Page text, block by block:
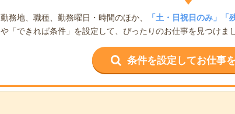
勤務地、職種、勤務曜日・時間のほか、 「土・日祝日のみ」「
や「できれば条件」を設定して、ぴったりのお仕事を見つけま
条件を設定してお仕事